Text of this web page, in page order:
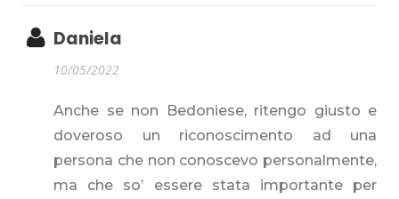
Daniela
10/05/2022
Anche se non Bedoniese, ritengo giusto e
doveroso un riconoscimento ad una
persona che non conoscevo personalmente,
ma che so’ essere stata importante per